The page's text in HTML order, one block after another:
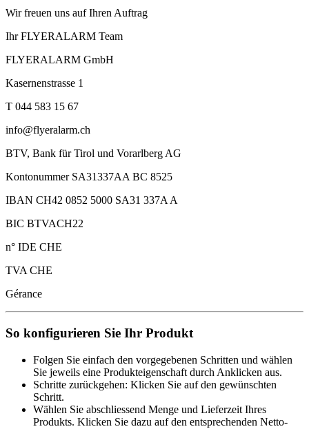
Wir freuen uns auf Ihren Auftrag
Ihr FLYERALARM Team
FLYERALARM GmbH
Kasernenstrasse 1
T 044 583 15 67
info@flyeralarm.ch
BTV, Bank für Tirol und Vorarlberg AG
Kontonummer SA31337AA BC 8525
IBAN CH42 0852 5000 SA31 337A A
BIC BTVACH22
n° IDE CHE
TVA CHE
Gérance
So konfigurieren Sie Ihr Produkt
Folgen Sie einfach den vorgegebenen Schritten und wählen
Sie jeweils eine Produkteigenschaft durch Anklicken aus.
Schritte zurückgehen: Klicken Sie auf den gewünschten
Schritt.
Wählen Sie abschliessend Menge und Lieferzeit Ihres
Produkts. Klicken Sie dazu auf den entsprechenden Netto-